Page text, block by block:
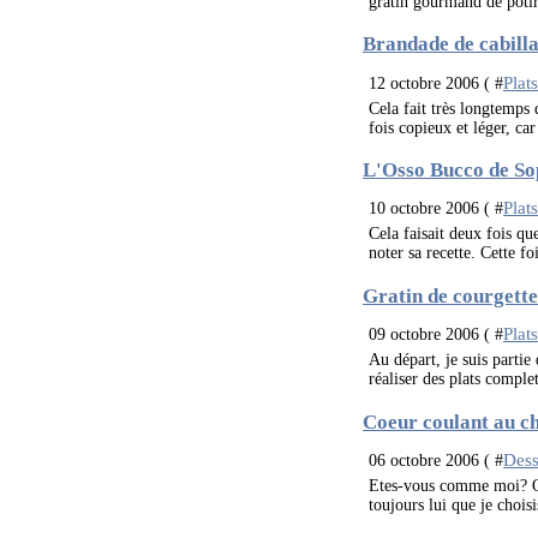
Brandade de
12 octobre 2006 ( #Plats
Cela fait très longtemps
fois copieux et léger,
L'Osso Bucco de
10 octobre 2006 ( #Plats
Cela faisait deux fois
noter sa recette. Cette
Gratin de
09 octobre 2006 ( #Plats
Au départ, je suis partie
réaliser des plats
Coeur coulant au
06 octobre 2006 ( #
Etes-vous comme moi?
toujours lui que je